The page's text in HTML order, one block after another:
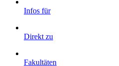
Infos für
Direkt zu
Fakultäten